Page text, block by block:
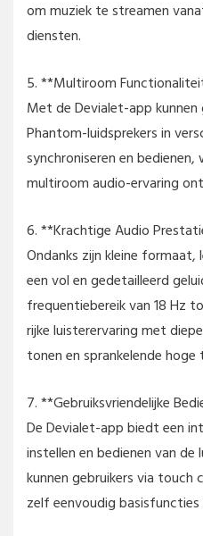
om muziek te streamen
diensten.
5. **Multiroom
Met de Devialet-app kunnen
Phantom-luidsprekers in
synchroniseren en
multiroom audio-ervaring
6. **Krachtige Audio
Ondanks zijn kleine
een vol en gedetailleerd
frequentiebereik van 18 Hz
rijke luisterervaring met
tonen en sprankelende hoge
7. **Gebruiksvriendelijke
De Devialet-app biedt een
instellen en bedienen van de
kunnen gebruikers via touch
zelf eenvoudig basisfuncties